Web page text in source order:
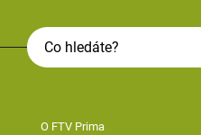
O FTV Prima